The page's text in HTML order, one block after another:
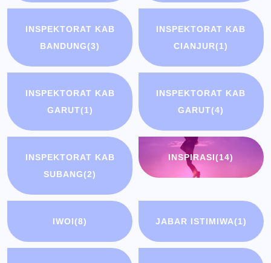
INSPEKTORAT KAB
BANDUNG(3)
INSPEKTORAT KAB
CIANJUR(1)
INSPEKTORAT KAB
GARUT(1)
INSPEKTORAT KAB
GARUT(4)
INSPEKTORAT KAB
SUBANG(2)
INSPIRASI(14)
IWOI(8) JABAR ISTIMIWA(1)